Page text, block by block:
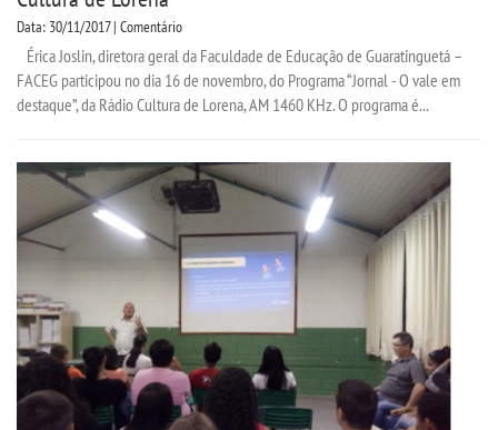
Data: 30/11/2017 | Comentário
Érica Joslin, diretora geral da Faculdade de Educação de Guaratinguetá –
FACEG participou no dia 16 de novembro, do Programa “Jornal - O vale em
destaque”, da Rádio Cultura de Lorena, AM 1460 KHz. O programa é...